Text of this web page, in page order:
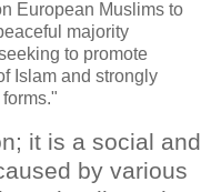
European Muslims to
majority
to promote
Islam and strongly
it is a social and
by various